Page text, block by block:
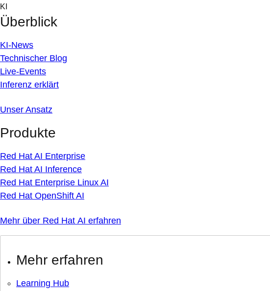
Skip
to
content
KI
Überblick
KI-News
Technischer Blog
Live-Events
Inferenz erklärt
Unser Ansatz
Produkte
Red Hat AI Enterprise
Red Hat AI Inference
Red Hat Enterprise Linux AI
Red Hat OpenShift AI
Mehr über Red Hat AI erfahren
Mehr erfahren
Learning Hub